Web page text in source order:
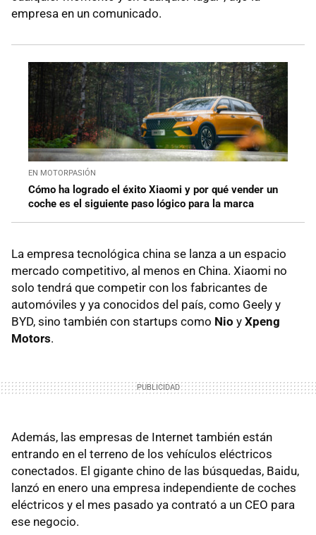
empresa en un comunicado.
EN MOTORPASIÓN
Cómo ha logrado el éxito Xiaomi y por qué vender un
coche es el siguiente paso lógico para la marca
La empresa tecnológica china se lanza a un espacio
mercado competitivo, al menos en China. Xiaomi no
solo tendrá que competir con los fabricantes de
automóviles y ya conocidos del país, como Geely y
BYD, sino también con startups como Nio y Xpeng
Motors.
Además, las empresas de Internet también están
entrando en el terreno de los vehículos eléctricos
conectados. El gigante chino de las búsquedas, Baidu,
lanzó en enero una empresa independiente de coches
eléctricos y el mes pasado ya contrató a un CEO para
ese negocio.